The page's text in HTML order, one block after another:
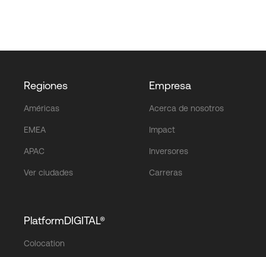
Regiones
Américas
EMEA
APAC
Ver ciudades
Empresa
Acerca de nosotros
Impact
Inversores
Carreras
PlatformDIGITAL®
Colocation